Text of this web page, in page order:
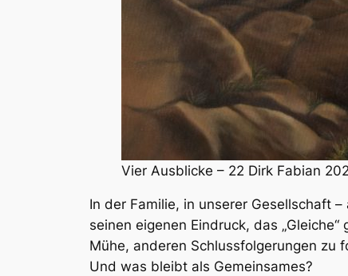
Vier Ausblicke – 22 Dirk Fabian
In der Familie, in unserer Gesellschaft
seinen eigenen Eindruck, das
Mühe, anderen Schlussfolgerungen zu
Und was bleibt als Gemeinsames?